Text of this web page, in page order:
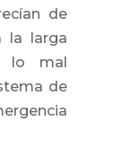
de
la larga
lo mal
de